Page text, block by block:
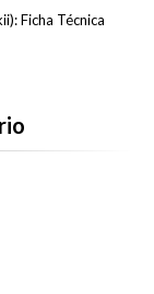
Ficha Técnica